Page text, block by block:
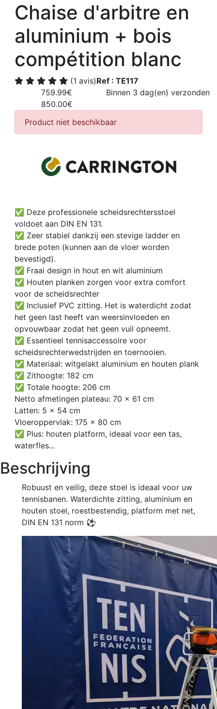
Chaise d'arbitre en
aluminium + bois
compétition blanc
(1 avis)Ref : TE117
759.99€
850.00€
Binnen 3 dag(en) verzonden
Product niet beschikbaar
✅ Deze professionele scheidsrechtersstoel
voldoet aan DIN EN 131.
✅ Zeer stabiel dankzij een stevige ladder en
brede poten (kunnen aan de vloer worden
bevestigd).
✅ Fraai design in hout en wit aluminium
✅ Houten planken zorgen voor extra comfort
voor de scheidsrechter
✅ Inclusief PVC zitting. Het is waterdicht zodat
het geen last heeft van weersinvloeden en
opvouwbaar zodat het geen vuil opneemt.
✅ Essentieel tennisaccessoire voor
scheidsrechterwedstrijden en toernooien.
✅ Materiaal: witgelakt aluminium en houten plank
✅ Zithoogte: 182 cm
✅ Totale hoogte: 206 cm
Netto afmetingen plateau: 70 x 61 cm
Latten: 5 x 54 cm
Vloeroppervlak: 175 x 80 cm
✅ Plus: houten platform, ideaal voor een tas,
waterfles...
Beschrijving
Robuust en veilig, deze stoel is ideaal voor uw
tennisbanen. Waterdichte zitting, aluminium en
houten stoel, roestbestendig, platform met net,
DIN EN 131 norm ⚽